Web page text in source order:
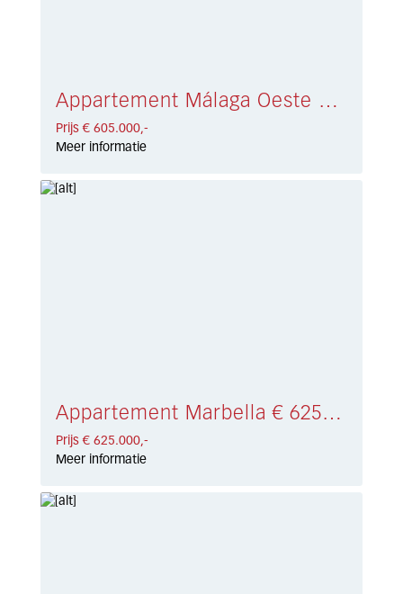
Appartement Málaga Oeste € 605.000,-
Prijs € 605.000,-
Meer informatie
Appartement Marbella € 625.000,-
Prijs € 625.000,-
Meer informatie